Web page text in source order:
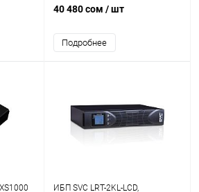
40 480 сом / шт
Подробнее
ИБП SVC LRT-2KL-LCD,